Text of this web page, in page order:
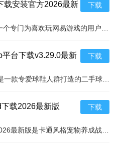
载安装官方2026最新
下载
台下载v3.29.0最新
下载
载2026最新版
下载